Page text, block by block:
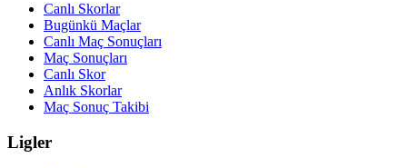
Canlı Skorlar
Bugünkü Maçlar
Canlı Maç Sonuçları
Maç Sonuçları
Canlı Skor
Anlık Skorlar
Maç Sonuç Takibi
Ligler